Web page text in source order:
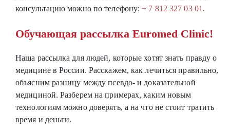
консультацию можно по телефону:+ 7 812 327 03 01 .
Обучающая рассылка Euromed Clinic!
Наша рассылка для людей, которые хотят знать правду о
медицине в России. Расскажем, как лечиться правильно,
объясним разницу между псевдо- и доказательной
медициной. Разберем на примерах, каким новым
технологиям можно доверять, а на что не стоит тратить
время и деньги.